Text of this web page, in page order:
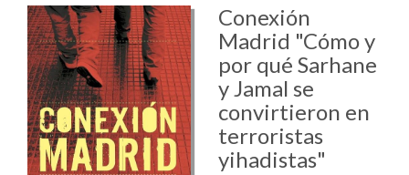
Conexión
Madrid "Cómo y
por qué Sarhane
y Jamal se
convirtieron en
terroristas
yihadistas"